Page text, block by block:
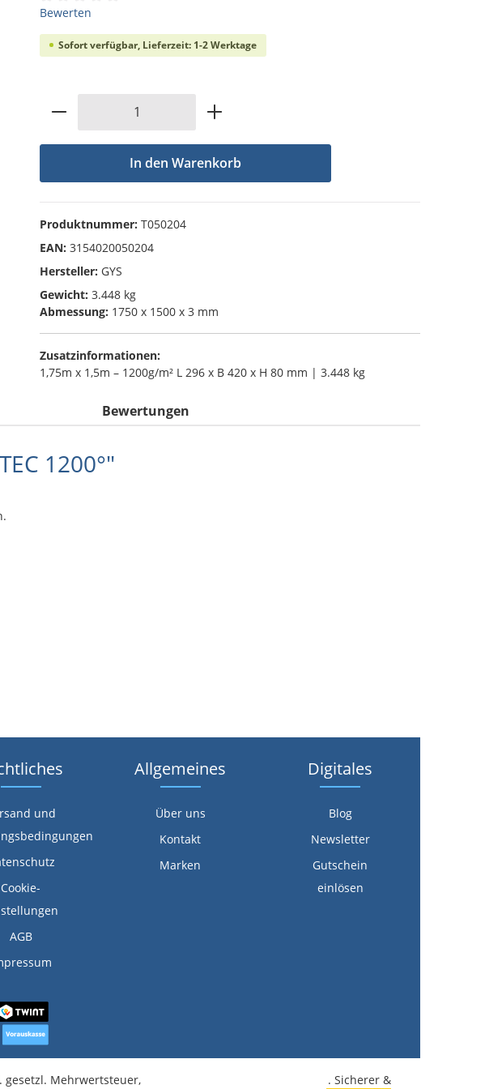
Durchschnittliche Bewertung von 0 von 5 Sternen
Bewerten
Sofort verfügbar, Lieferzeit: 1-2 Werktage
Produkt Anzahl: Gib den gewünschten Wert
In den Warenkorb
Produktnummer: T050204
EAN: 3154020050204
Hersteller: GYS
Gewicht: 3.448 kg
Abmessung: 1750 x 1500 x 3 mm
Zusatzinformationen:
1,75m x 1,5m – 1200g/m² L 296 x B 420 x H 80 mm | 3.448 kg
Bewertungen
1200°"
und
Cookie-
AGB
Allgemeines
Über uns
Kontakt
Marken
Digitales
Blog
Newsletter
Gutschein
einlösen
gesetzl. Mehrwertsteuer, . Sicherer &